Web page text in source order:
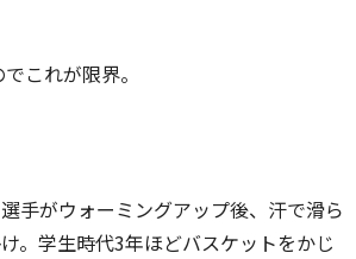
これが限界。
手がウォーミングアップ後、汗で滑ら
。学生時代3年ほどバスケットをかじ